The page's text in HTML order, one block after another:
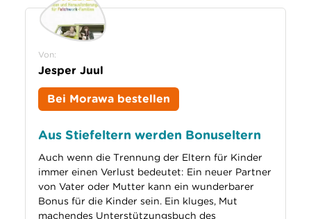
Von:
Jesper Juul
Bei Morawa bestellen
Aus Stiefeltern werden Bonuseltern
Auch wenn die Trennung der Eltern für Kinder
immer einen Verlust bedeutet: Ein neuer Partner
von Vater oder Mutter kann ein wunderbarer
Bonus für die Kinder sein. Ein kluges, Mut
machendes Unterstützungsbuch des